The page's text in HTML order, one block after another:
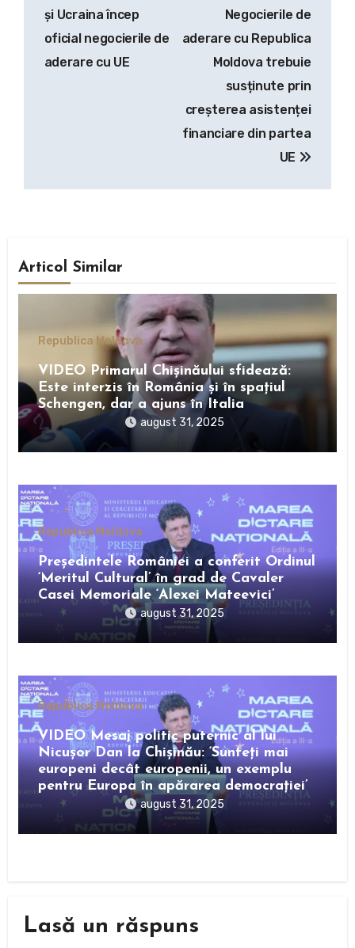
articole
şi Ucraina încep
oficial negocierile de
aderare cu UE
Negocierile de
aderare cu Republica
Moldova trebuie
susținute prin
creșterea asistenței
financiare din partea
UE
Articol Similar
Republica Moldova
VIDEO Primarul Chișinăului sfidează:
Este interzis în România și în spațiul
Schengen, dar a ajuns în Italia
august 31, 2025
Republica Moldova
Preşedintele României a conferit Ordinul
‘Meritul Cultural’ în grad de Cavaler
Casei Memoriale ‘Alexei Mateevici’
august 31, 2025
Republica Moldova
VIDEO Mesaj politic puternic al lui
Nicușor Dan la Chișinău: ‘Sunteți mai
europeni decât europenii, un exemplu
pentru Europa în apărarea democrației’
august 31, 2025
Lasă un răspuns